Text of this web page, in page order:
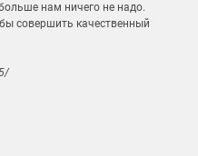
нам ничего не надо.
совершить качественный